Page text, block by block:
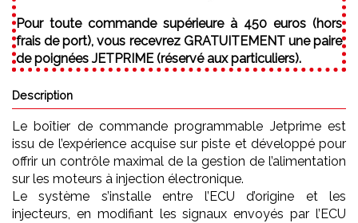
Pour toute commande supérieure à 450 euros (hors
frais de port), vous recevrez GRATUITEMENT une paire
de poignées JETPRIME (réservé aux particuliers).
Description
Le boîtier de commande programmable Jetprime est
issu de l’expérience acquise sur piste et développé pour
offrir un contrôle maximal de la gestion de l’alimentation
sur les moteurs à injection électronique.
Le système s’installe entre l’ECU d’origine et les
injecteurs, en modifiant les signaux envoyés par l’ECU